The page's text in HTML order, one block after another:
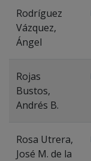
Rodríguez
Vázquez,
Ángel
Rojas
Bustos,
Andrés B.
Rosa Utrera,
José M. de la